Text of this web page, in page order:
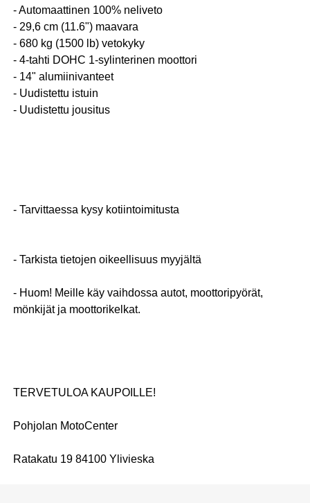
- Automaattinen 100% neliveto
- 29,6 cm (11.6") maavara
- 680 kg (1500 lb) vetokyky
- 4-tahti DOHC 1-sylinterinen moottori
- 14" alumiinivanteet
- Uudistettu istuin
- Uudistettu jousitus
- Tarvittaessa kysy kotiintoimitusta
- Tarkista tietojen oikeellisuus myyjältä
- Huom! Meille käy vaihdossa autot, moottoripyörät,
mönkijät ja moottorikelkat.
TERVETULOA KAUPOILLE!
Pohjolan MotoCenter
Ratakatu 19 84100 Ylivieska